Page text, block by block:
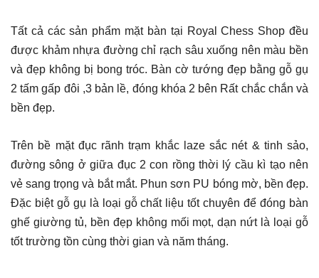
Tất cả các sản phẩm mặt bàn tại Royal Chess Shop đều
được khảm nhựa đường chỉ rạch sâu xuống nên màu bền
và đẹp không bị bong tróc. Bàn cờ tướng đẹp bằng gỗ gụ
2 tấm gấp đôi ,3 bản lề, đóng khóa 2 bên Rất chắc chắn và
bền đẹp.
Trên bề mặt đục rãnh trạm khắc laze sắc nét & tinh sảo,
đường sông ở giữa đục 2 con rồng thời lý cầu kì tạo nên
vẻ sang trọng và bắt mắt. Phun sơn PU bóng mờ, bền đẹp.
Đặc biệt gỗ gụ là loại gỗ chất liệu tốt chuyên để đóng bàn
ghế giường tủ, bền đẹp không mối mọt, dạn nứt là loại gỗ
tốt trường tồn cùng thời gian và năm tháng.